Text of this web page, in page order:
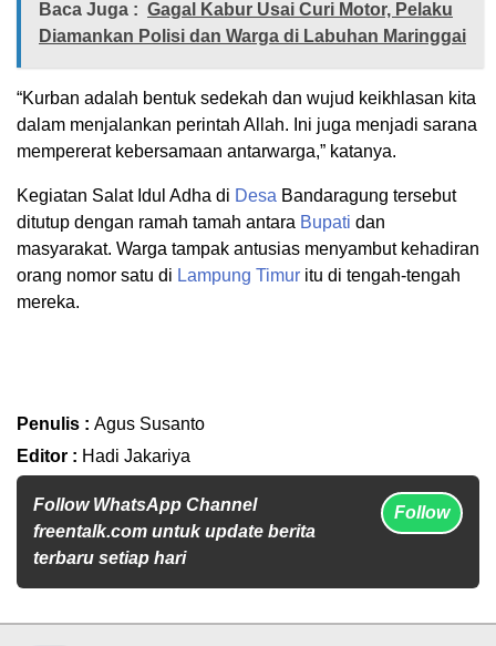
Baca Juga : Gagal Kabur Usai Curi Motor, Pelaku
Diamankan Polisi dan Warga di Labuhan Maringgai
“Kurban adalah bentuk sedekah dan wujud keikhlasan kita
dalam menjalankan perintah Allah. Ini juga menjadi sarana
mempererat kebersamaan antarwarga,” katanya.
Kegiatan Salat Idul Adha di Desa Bandaragung tersebut
ditutup dengan ramah tamah antara Bupati dan
masyarakat. Warga tampak antusias menyambut kehadiran
orang nomor satu di Lampung Timur itu di tengah-tengah
mereka.
Penulis : Agus Susanto
Editor : Hadi Jakariya
Follow WhatsApp Channel
freentalk.com untuk update berita
terbaru setiap hari
Follow